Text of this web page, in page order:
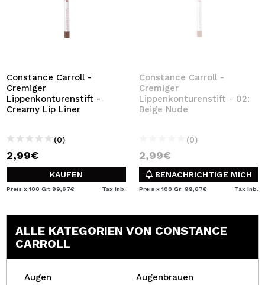
Constance Carroll -
Cremiger
Lippenkonturenstift -
Creamy Lip Liner
(0)
2,99€
KAUFEN
Preis x 100 Gr: 99,67€ Tax Inb.
Constance Carroll -
Cremiger
Lippenkonturenstift - 02:
Beige Nude
(0)
2,99€
BENACHRICHTIGE MICH
Preis x 100 Gr: 99,67€ Tax Inb.
ALLE KATEGORIEN VON CONSTANCE
CARROLL
Augen Augenbrauen